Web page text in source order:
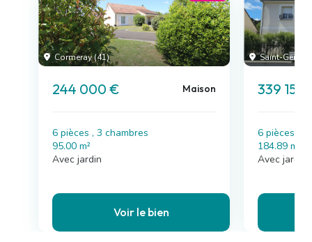
Cormeray (41)
244 000 € Maison
6 pièces , 3 chambres
95.00 m²
Avec jardin
Voir le bien
Saint-
339 150
6 pièces , 4
184.89 m²
Avec